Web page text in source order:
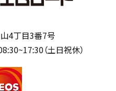
4丁目3番7号
（土日祝休）